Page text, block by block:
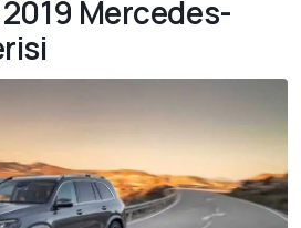
Mercedes-